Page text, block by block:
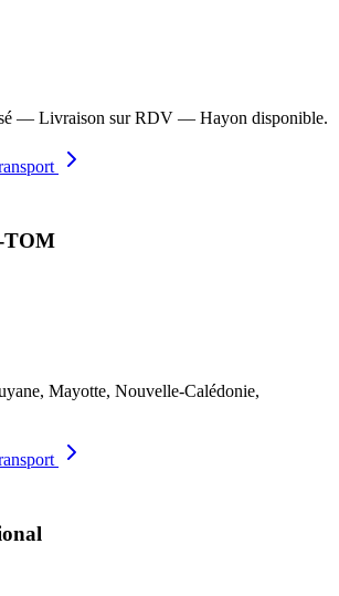
— Livraison sur RDV — Hayon disponible.
TOM
Mayotte, Nouvelle-Calédonie,